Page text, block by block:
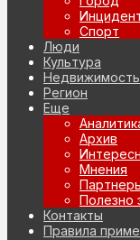
Спорт
Люди
Культура
Недвижимость
Регион
Еще
Архив
Мнения
Полезно
Контакты
Правила